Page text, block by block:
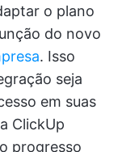
o plano
do novo
. Isso
seja
em suas
ClickUp
progresso